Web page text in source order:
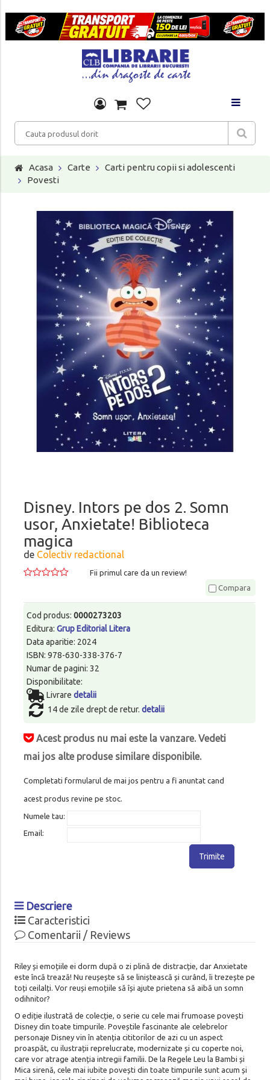
Acasa Carte
Carti pentru copii si adolescenti
Povesti
Disney. Intors pe dos 2. Somn
usor, Anxietate! Biblioteca
magica
de Colectiv redactional
Fii primul care da un review!
Compara
Cod produs: 0000273203
Editura: Grup Editorial Litera
Data aparitie: 2024
ISBN: 978-630-338-376-7
Numar de pagini: 32
Disponibilitate:
Livrare detalii
14 de zile drept de retur. detalii
Acest produs nu mai este la vanzare. Vedeti
mai jos alte produse similare disponibile.
Completati formularul de mai jos pentru a fi anuntat cand
acest produs revine pe stoc.
Numele tau:
Email:
Trimite
Descriere
Caracteristici
Comentarii / Reviews
Riley și emoțiile ei dorm după o zi plină de distracție, dar Anxietate
este încă trează! Nu reușește să se liniștească și curând, îi trezește pe
toți ceilalți. Vor reuși emoțiile să își ajute prietena să aibă un somn
odihnitor?
O ediție ilustrată de colecție, o serie cu cele mai frumoase povești
Disney din toate timpurile. Poveștile fascinante ale celebrelor
personaje Disney vin în atenția cititorilor de azi cu un aspect
proaspăt, cu ilustrații reprelucrate, modernizate și cu coperte noi,
care vor atrage atenția intregii familii. De la Regele Leu la Bambi și
Mica sirenă, cele mai iubite povești din toate timpurile sunt acum și